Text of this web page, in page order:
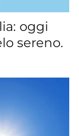
oggi
sereno.